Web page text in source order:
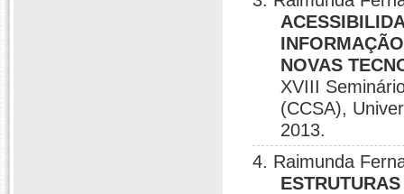
NOVAS
XVIII
(CCSA),
2013.
4. Raimunda